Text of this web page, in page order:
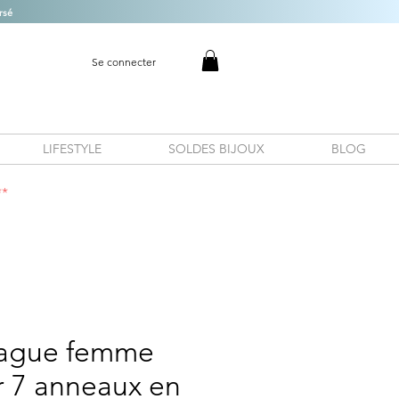
Se connecter
LIFESTYLE SOLDES BIJOUX BLOG
femme
7 anneaux en